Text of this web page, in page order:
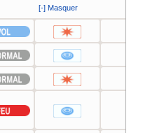
[-] Masquer